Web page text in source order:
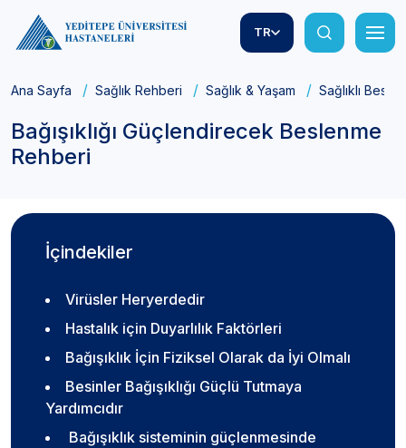
TR
Ana Sayfa Sağlık Rehberi Sağlık & Yaşam Sağlıklı
Bağışıklığı Güçlendirecek Beslenme
Rehberi
İçindekiler
Virüsler Heryerdedir
Hastalık için Duyarlılık Faktörleri
Bağışıklık İçin Fiziksel Olarak da İyi Olmalı
Besinler Bağışıklığı Güçlü Tutmaya
Yardımcıdır
Bağışıklık sisteminin güçlenmesinde